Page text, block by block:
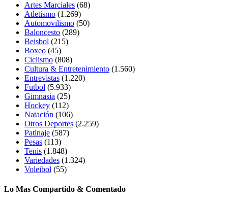
Artes Marciales (68)
Atletismo (1.269)
Automovilismo (50)
Baloncesto (289)
Beisbol (215)
Boxeo (45)
Ciclismo (808)
Cultura & Entretenimiento (1.560)
Entrevistas (1.220)
Futbol (5.933)
Gimnasia (25)
Hockey (112)
Natación (106)
Otros Deportes (2.259)
Patinaje (587)
Pesas (113)
Tenis (1.848)
Variedades (1.324)
Voleibol (55)
Lo Mas Compartido & Comentado